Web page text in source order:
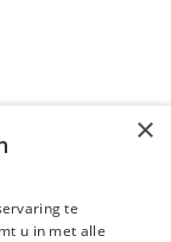
×
te
u in met alle